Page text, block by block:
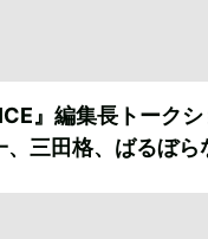
』編集長トークシ
三田格、ばるぼら